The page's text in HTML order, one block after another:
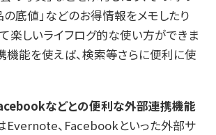
の底値」などのお得情報をメモしたり
楽しいライフログ的な使い方ができま
機能を使えば、検索等さらに便利に使
などとの便利な外部連携機能
、Facebookといった外部サ